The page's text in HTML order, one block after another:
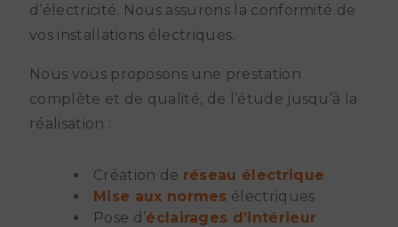
d’électricité. Nous assurons la conformité de
vos installations électriques.
Nous vous proposons une prestation
complète et de qualité, de l’étude jusqu’à la
réalisation :
Création de réseau électrique
Mise aux normes électriques
Pose d’éclairages d’intérieur